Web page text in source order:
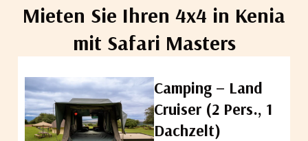
Mieten Sie Ihren 4x4 in Kenia
mit Safari Masters
Camping – Land
Cruiser (2 Pers., 1
Dachzelt)